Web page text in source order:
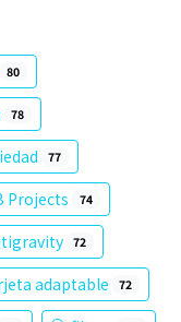
80
78
77
Projects 74
72
adaptable 72